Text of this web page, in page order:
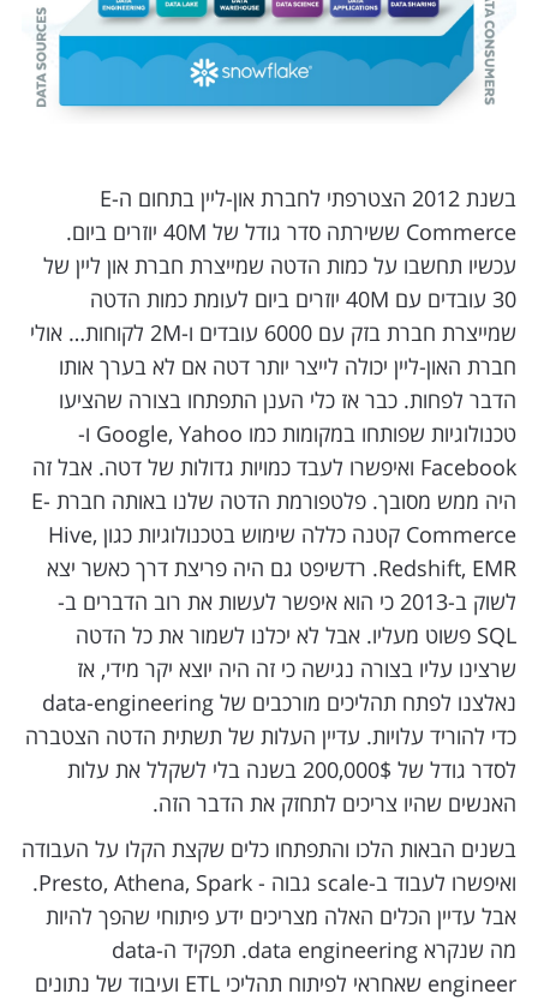
בשנת 2012 הצטרפתי לחברת און-ליין בתחום הE-
Commerce ששירתה סדר גודל של 40M יוזרים ביום.
עכשיו תחשבו על כמות הדטה שמייצרת חברת און ליין של
30 עובדים עם 40M יוזרים ביום לעומת כמות הדטה
שמייצרת חברת בזק עם 6000 עובדים ו-2M לקוחות… אולי
חברת האון-ליין יכולה לייצר יותר דטה אם לא בערך אותו
הדבר לפחות. כבר אז כלי הענן התפתחו בצורה שהציעו
טכנולוגיות שפותחו במקומות כמו Google, Yahoo ו-
Facebook ואיפשרו לעבד כמויות גדולות של דטה. אבל זה
היה ממש מסובך. פלטפורמת הדטה שלנו באותה חברת E-
Commerce קטנה כללה שימוש בטכנולוגיות כגון Hive,
Redshift, EMR. רדשיפט גם היה פריצת דרך כאשר יצא
לשוק ב-2013 כי הוא איפשר לעשות את רוב הדברים ב-
SQL פשוט מעליו. אבל לא יכלנו לשמור את כל הדטה
שרצינו עליו בצורה נגישה כי זה היה יוצא יקר מידי, אז
נאלצנו לפתח תהליכים מורכבים של data-engineering
כדי להוריד עלויות. עדיין העלות של תשתית הדטה הצטברה
לסדר גודל של 200,000$ בשנה בלי לשקלל את עלות
האנשים שהיו צריכים לתחזק את הדבר הזה.
בשנים הבאות הלכו והתפתחו כלים שקצת הקלו על העבודה
ואיפשרו לעבוד ב-scale גבוה - Presto, Athena, Spark.
אבל עדיין הכלים האלה מצריכים ידע פיתוחי שהפך להיות
מה שנקרא data engineering. תפקיד ה-data
engineer שאחראי לפיתוח תהליכי ETL ועיבוד של נתונים